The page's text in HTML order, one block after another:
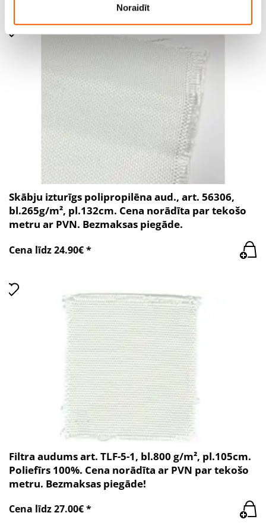
Noraidīt
Skābju izturīgs polipropilēna aud., art. 56306,
bl.265g/m², pl.132cm. Cena norādīta par tekošo
metru ar PVN. Bezmaksas piegāde.
Cena līdz 24.90€ *
Filtra audums art. TLF-5-1, bl.800 g/m², pl.105cm.
Poliefīrs 100%. Cena norādīta ar PVN par tekošo
metru. Bezmaksas piegāde!
Cena līdz 27.00€ *